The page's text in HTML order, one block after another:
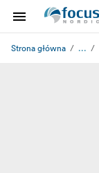
Strona główna ...